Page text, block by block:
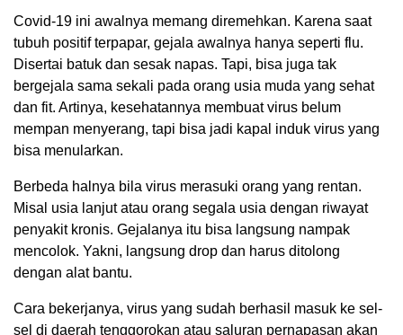
Covid-19 ini awalnya memang diremehkan. Karena saat
tubuh positif terpapar, gejala awalnya hanya seperti flu.
Disertai batuk dan sesak napas. Tapi, bisa juga tak
bergejala sama sekali pada orang usia muda yang sehat
dan fit. Artinya, kesehatannya membuat virus belum
mempan menyerang, tapi bisa jadi kapal induk virus yang
bisa menularkan.
Berbeda halnya bila virus merasuki orang yang rentan.
Misal usia lanjut atau orang segala usia dengan riwayat
penyakit kronis. Gejalanya itu bisa langsung nampak
mencolok. Yakni, langsung drop dan harus ditolong
dengan alat bantu.
Cara bekerjanya, virus yang sudah berhasil masuk ke sel-
sel di daerah tenggorokan atau saluran pernapasan akan